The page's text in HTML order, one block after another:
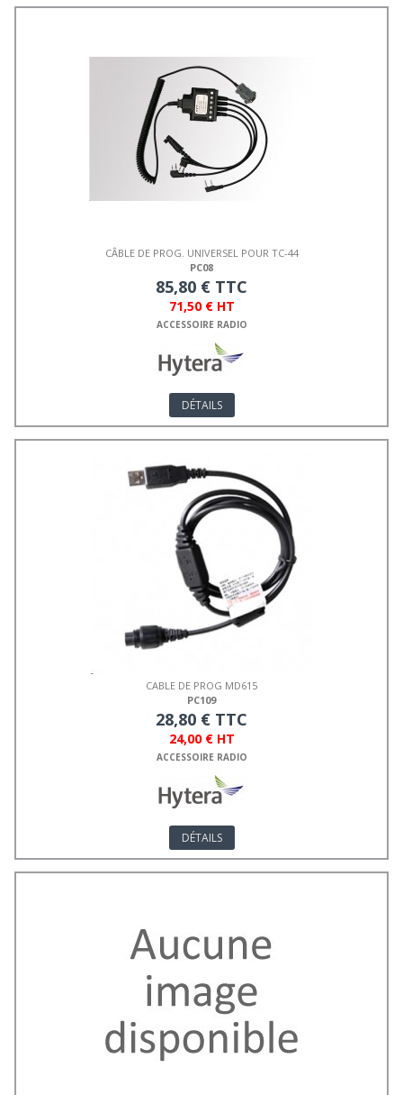
CÂBLE DE PROG. UNIVERSEL POUR TC-44
PC08
85,80 € TTC
71,50 € HT
ACCESSOIRE RADIO
DÉTAILS
CABLE DE PROG MD615
PC109
28,80 € TTC
24,00 € HT
ACCESSOIRE RADIO
DÉTAILS